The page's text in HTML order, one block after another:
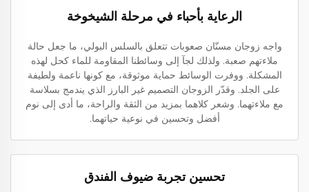
الرعاية بأحباء في مرحلة الشيخوخة
واجه زوجان مسنّان صعوبات تتعلق بالسلس البولي، ما جعل حالة
ملاءتهم صعبة. ولذلك لجآ إلى وسائطنا المقاومة للماء كحل لهذه
المشكلة. ووفرت الوسائط حماية موثوقة، مع كونها ناعمة ولطيفة
على الجلد. وقدّر الزوجان التصميم غير البارز الذي يندمج بسلاسة
مع ملاءتهما. وشعر كلاهما بمزيد من الثقة والراحة، ما أدى إلى نوم
أفضل وتحسين في نوعية حياتهما.
تحسين تجربة ضيوف الفندق